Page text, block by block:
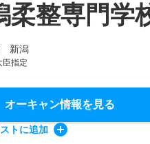
柔整専門学
新潟
臣指定
オーキャン情報を見る
トに追加